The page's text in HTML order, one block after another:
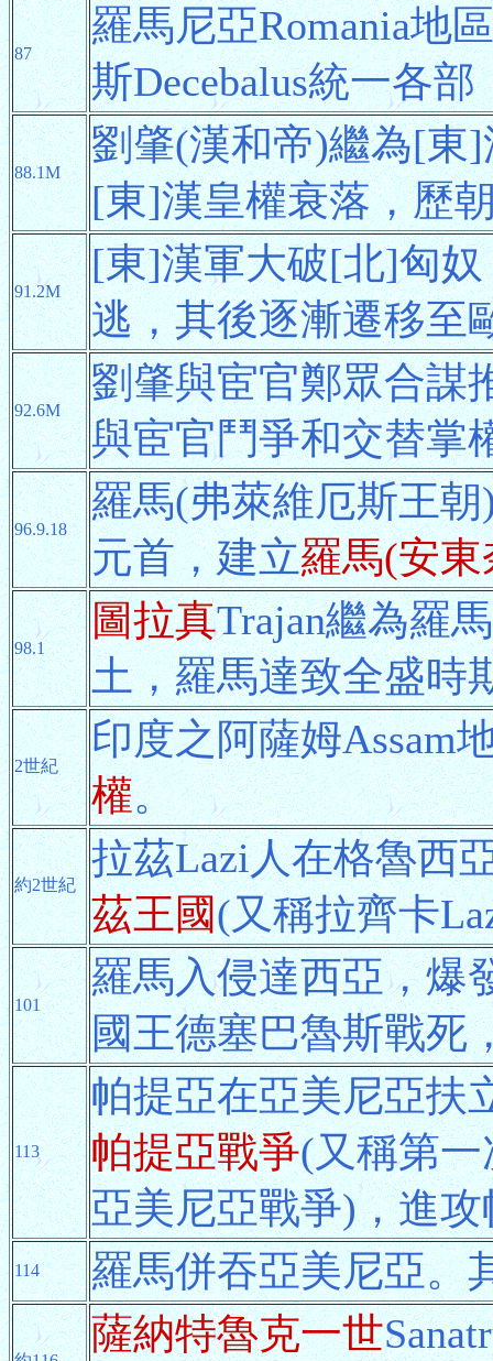
87
羅馬尼亞Romania地
斯Decebalus統一各部
88.1M
劉肇(漢和帝)繼為[東
[東]漢皇權衰落，歷
91.2M
[東]漢軍大破[北]匈
逃，其後逐漸遷移至
92.6M
劉肇與宦官鄭眾合謀
與宦官鬥爭和交替掌
96.9.18
羅馬(弗萊維厄斯王
元首，建立羅馬(安東
98.1
圖拉真Trajan繼為羅
土，羅馬達致全盛時
2世紀
印度之阿薩姆Assam
權。
約2世紀
拉茲Lazi人在格魯西
茲王國(又稱拉齊卡
101
羅馬入侵達西亞，爆
國王德塞巴魯斯戰死
113
帕提亞在亞美尼亞扶
帕提亞戰爭(又稱第
亞美尼亞戰爭)，進
114 羅馬併吞亞美尼亞。
薩納特魯克一世